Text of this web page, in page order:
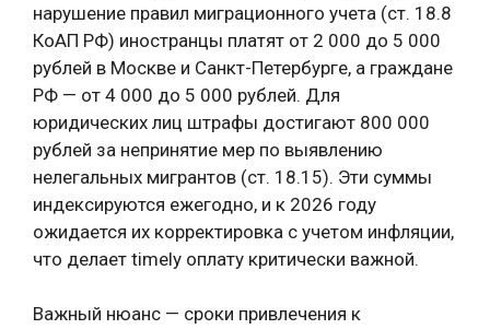
нарушение правил миграционного учета (ст. 18.8
КоАП РФ) иностранцы платят от 2 000 до 5 000
рублей в Москве и Санкт-Петербурге, а граждане
РФ — от 4 000 до 5 000 рублей. Для
юридических лиц штрафы достигают 800 000
рублей за непринятие мер по выявлению
нелегальных мигрантов (ст. 18.15). Эти суммы
индексируются ежегодно, и к 2026 году
ожидается их корректировка с учетом инфляции,
что делает timely оплату критически важной.
Важный нюанс — сроки привлечения к